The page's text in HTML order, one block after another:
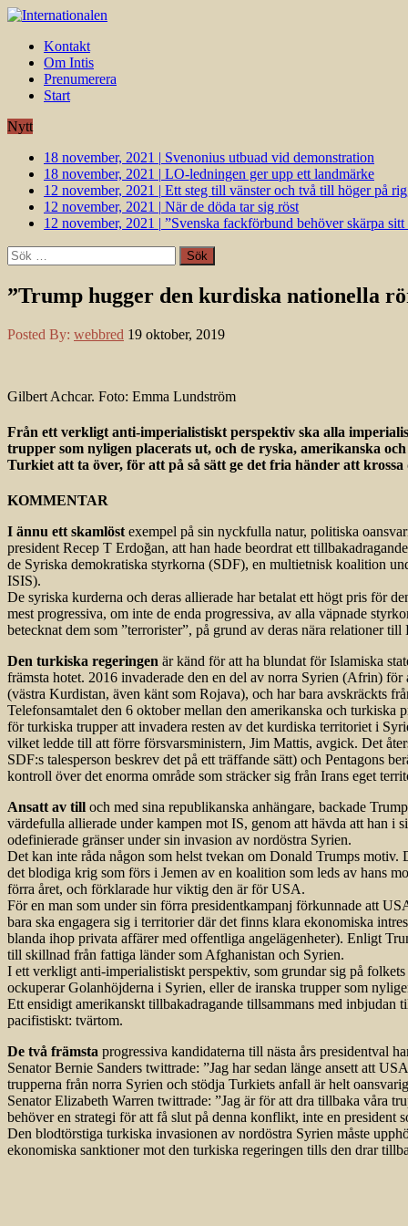
Kontakt
Om Intis
Prenumerera
Start
Nytt
18 november, 2021 | Svenonius utbuad vid demonstration
18 november, 2021 | LO-ledningen ger upp ett landmärke
12 november, 2021 | Ett steg till vänster och två till höger på
12 november, 2021 | När de döda tar sig röst
12 november, 2021 | ”Svenska fackförbund behöver skärpa
Sök
efter:
”Trump hugger den kurdiska nationella
Posted By: webbred 19 oktober, 2019
Gilbert Achcar. Foto: Emma Lundström
Från ett verkligt anti-imperialistiskt perspektiv ska alla
trupper som nyligen placerats ut, och de ryska, amerikanska
Turkiet att ta över, för att på så sätt ge det fria händer att
KOMMENTAR
I ännu ett skamlöst exempel på sin nyckfulla natur, politiska
president Recep T Erdoğan, att han hade beordrat ett
de Syriska demokratiska styrkorna (SDF), en multietnisk koalition
ISIS).
De syriska kurderna och deras allierade har betalat ett högt pris för
mest progressiva, om inte de enda progressiva, av alla väpnade
betecknat dem som ”terrorister”, på grund av deras nära relationer
Den turkiska regeringen är känd för att ha blundat för Islamiska
främsta hotet. 2016 invaderade den en del av norra Syrien (Afrin)
(västra Kurdistan, även känt som Rojava), och har bara avskräckts
Telefonsamtalet den 6 oktober mellan den amerikanska och turkiska
för turkiska trupper att invadera resten av det kurdiska territoriet i
vilket ledde till att förre försvarsministern, Jim Mattis, avgick. Det
SDF:s talesperson beskrev det på ett träffande sätt) och Pentagons
kontroll över det enorma område som sträcker sig från Irans eget
Ansatt av till och med sina republikanska anhängare, backade
värdefulla allierade under kampen mot IS, genom att hävda att han i
odefinierade gränser under sin invasion av nordöstra Syrien.
Det kan inte råda någon som helst tvekan om Donald Trumps
det blodiga krig som förs i Jemen av en koalition som leds av hans
förra året, och förklarade hur viktig den är för USA.
För en man som under sin förra presidentkampanj förkunnade att
bara ska engagera sig i territorier där det finns klara ekonomiska
blanda ihop privata affärer med offentliga angelägenheter). Enligt
till skillnad från fattiga länder som Afghanistan och Syrien.
I ett verkligt anti-imperialistiskt perspektiv, som grundar sig på
ockuperar Golanhöjderna i Syrien, eller de iranska trupper som
Ett ensidigt amerikanskt tillbakadragande tillsammans med inbjudan
pacifistiskt: tvärtom.
De två främsta progressiva kandidaterna till nästa års presidentval
Senator Bernie Sanders twittrade: ”Jag har sedan länge ansett att
trupperna från norra Syrien och stödja Turkiets anfall är helt
Senator Elizabeth Warren twittrade: ”Jag är för att dra tillbaka våra
behöver en strategi för att få slut på denna konflikt, inte en president
Den blodtörstiga turkiska invasionen av nordöstra Syrien måste
ekonomiska sanktioner mot den turkiska regeringen tills den drar